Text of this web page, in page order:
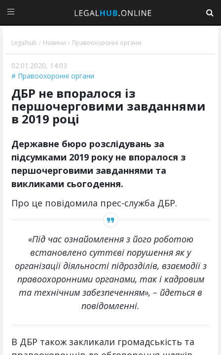
Legalhub / Новини / Правоохоронні органи
02.01.2020, 14:03
Правоохоронні органи
ДБР не впоралося із
першочерговими завданнями
в 2019 році
Державне бюро розслідувань за
підсумками 2019 року не впоралося з
першочерговими завданнями та
викликами сьогодення.
Про це повідомила прес-служба ДБР.
«Під час ознайомлення з його роботою
встановлено суттєві порушення як у
організації діяльності підрозділів, взаємодії з
правоохоронними органами, так і кадровим
та технічним забезпеченням», – йдеться в
повідомленні.
В ДБР також закликали громадськість та